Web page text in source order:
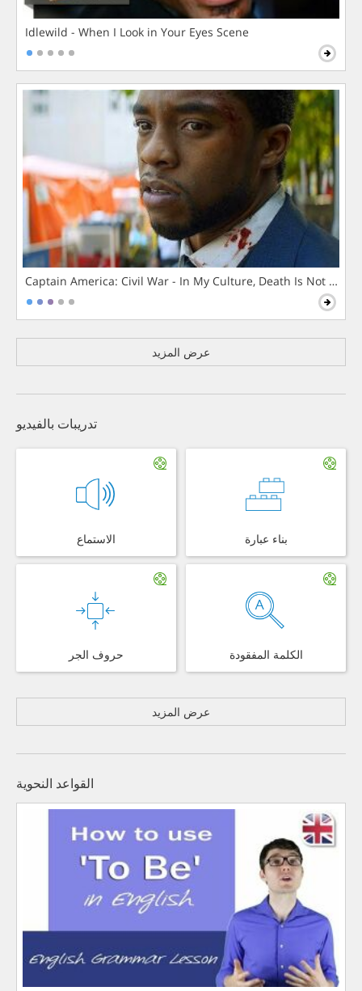
Idlewild - When I Look in Your Eyes Scene
Captain America: Civil War - In My Culture, Death Is Not The
عرض المزيد
تدريبات بالفيديو
الاستماع بناء عبارة
حروف الجر الكلمة المفقودة
عرض المزيد
القواعد النحوية